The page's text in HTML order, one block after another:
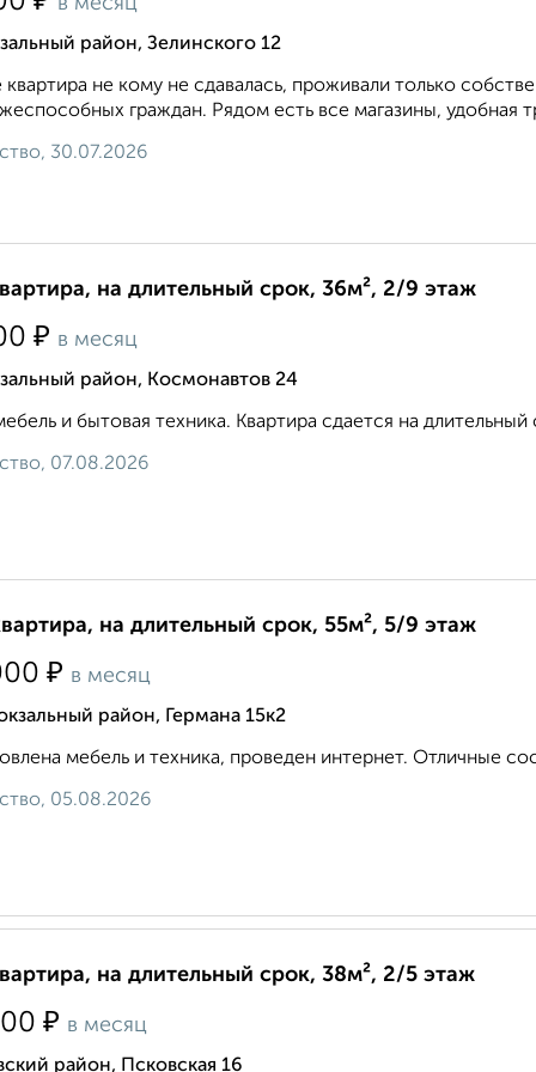
район, Зелинского 12
квартира не кому не сдавалась, проживали только
граждан. Рядом есть все магазины, удобная
30.07.2026
на длительный срок, 36м², 2/9 этаж
₽ в месяц
район, Космонавтов 24
и бытовая техника. Квартира сдается на
07.08.2026
на длительный срок, 55м², 5/9 этаж
₽ в месяц
район, Германа 15к2
мебель и техника, проведен интернет. Отличные
05.08.2026
на длительный срок, 38м², 2/5 этаж
₽ в месяц
район, Псковская 16